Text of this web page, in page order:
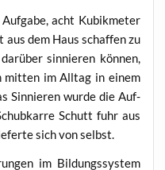
acht Kubik­me­ter
dem Haus schaf­fen zu
sin­nie­ren kön­nen,
mit­ten im All­tag in einem
Sin­nie­ren wur­de die Auf­
Schutt fuhr aus
sich von selbst.
im Bil­dungs­sys­tem